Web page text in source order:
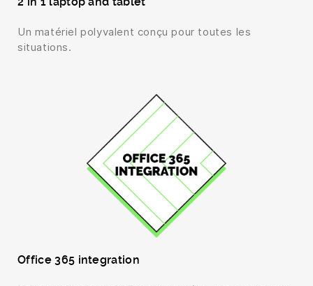
Un matériel polyvalent conçu pour toutes les
situations.
Office 365 integration